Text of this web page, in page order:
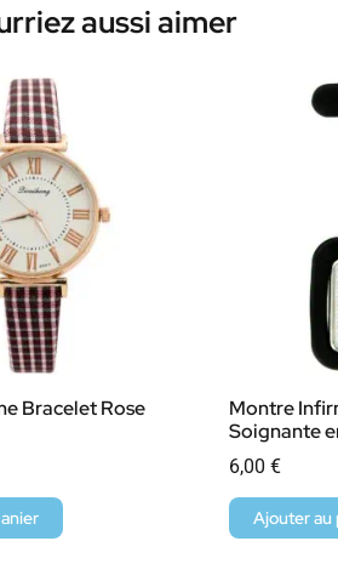
aussi aimer
Bracelet Rose
Montre
Soignante
6,00 €
Ajouter au